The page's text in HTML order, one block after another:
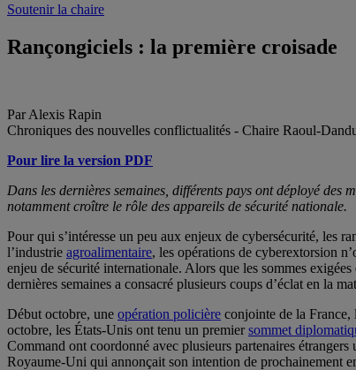
Soutenir la chaire
Rançongiciels : la première croisade
Par Alexis Rapin
Chroniques des nouvelles conflictualités - Chaire Raoul-
Pour lire la version PDF
Dans les dernières semaines, différents pays ont déployé
notamment croître le rôle des appareils de sécurité nationale.
Pour qui s’intéresse un peu aux enjeux de cybersécurité, les
l’industrie agroalimentaire, les opérations de cyberextorsion
enjeu de sécurité internationale. Alors que les sommes
dernières semaines a consacré plusieurs coups d’éclat en la
Début octobre, une opération policière conjointe de la France,
octobre, les États-Unis ont tenu un premiersommet
Command ont coordonné avec plusieurs partenaires étrangers
Royaume-Uni qui annonçait son intention de prochainement